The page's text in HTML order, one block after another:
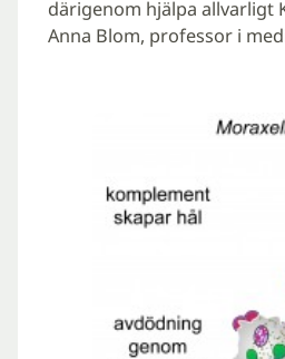
därigenom hjälpa allvarligt
Anna Blom, professor i